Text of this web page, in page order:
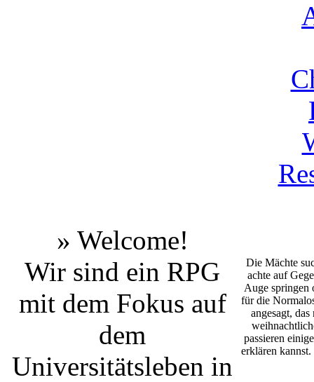
» Welcome!
Wir sind ein RPG
mit dem Fokus auf
dem
Universitätsleben in
Die Mächte
achte auf
Auge springen
für die
angesagt,
passieren
erklären